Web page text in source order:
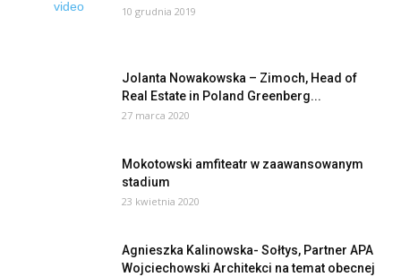
10 grudnia 2019
Jolanta Nowakowska – Zimoch, Head of
Real Estate in Poland Greenberg...
27 marca 2020
Mokotowski amfiteatr w zaawansowanym
stadium
23 kwietnia 2020
Agnieszka Kalinowska- Sołtys, Partner APA
Wojciechowski Architekci na temat obecnej